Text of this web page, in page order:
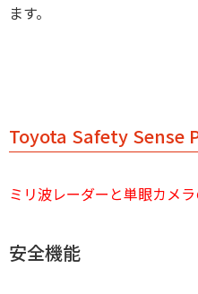
ます。
Toyota Safety Sense
ミリ波レーダーと単眼カメ
安全機能